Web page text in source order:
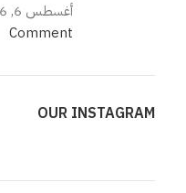
أغسطس 6, 2026
Comment
OUR INSTAGRAM